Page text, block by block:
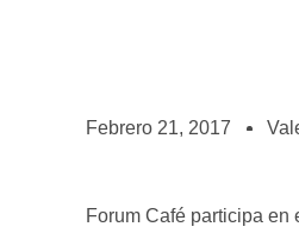
¡te imaginas vivir de tu pasión por el
Febrero 21, 2017
Forum Café participa en